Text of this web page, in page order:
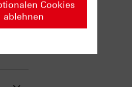
Cookies
ablehnen